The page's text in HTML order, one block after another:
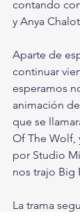
contando
y Anya
Aparte de
continuar
esperamos
animación
que se
Of The Wolf,
por Studio
nos trajo Big
La trama